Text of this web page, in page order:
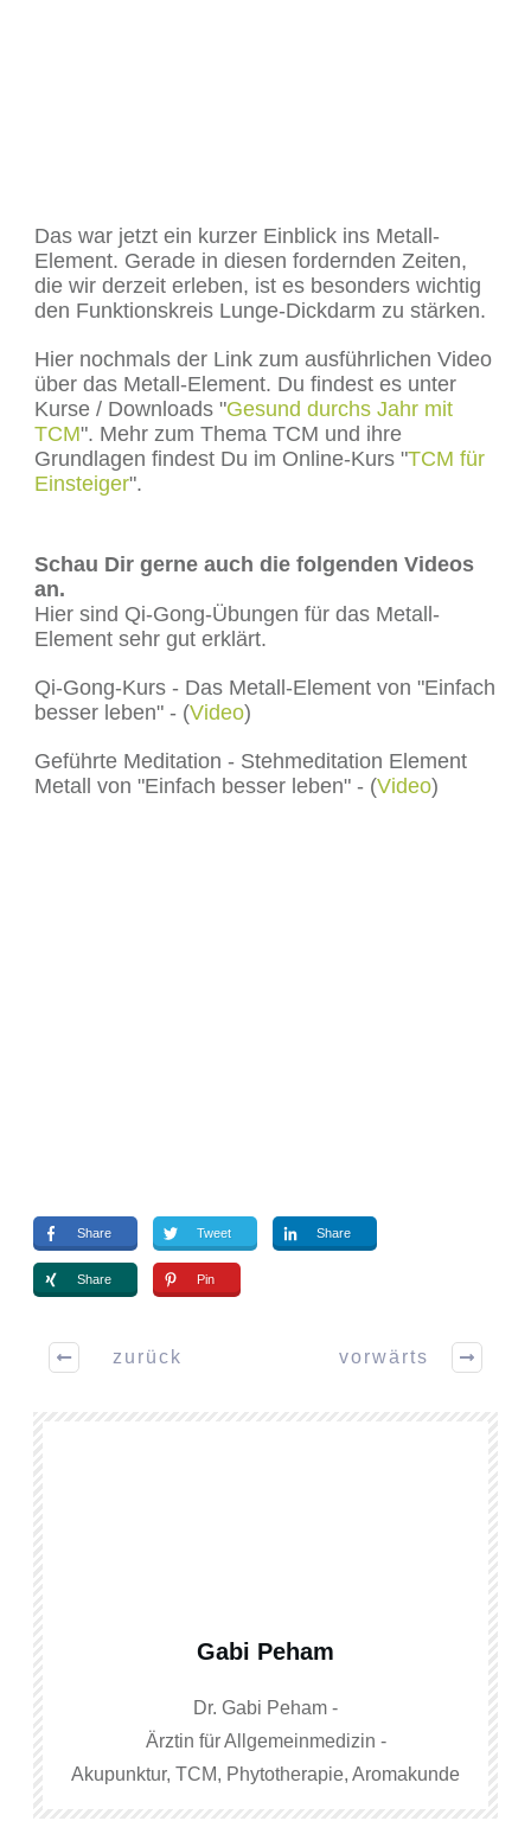
Das war jetzt ein kurzer Einblick ins Metall-
Element. Gerade in diesen fordernden Zeiten,
die wir derzeit erleben, ist es besonders wichtig
den Funktionskreis Lunge-Dickdarm zu stärken.
Hier nochmals der Link zum ausführlichen Video
über das Metall-Element. Du findest es unter
Kurse / Downloads "Gesund durchs Jahr mit
TCM". Mehr zum Thema TCM und ihre
Grundlagen findest Du im Online-Kurs "TCM für
Einsteiger".
Schau Dir gerne auch die folgenden Videos
an.
Hier sind Qi-Gong-Übungen für das Metall-
Element sehr gut erklärt.
Qi-Gong-Kurs - Das Metall-Element von "Einfach
besser leben" - (Video)
Geführte Meditation - Stehmeditation Element
Metall von "Einfach besser leben" - (Video)
Share Tweet Share
Share Pin
zurück vorwärts
Gabi Peham
Dr. Gabi Peham -
Ärztin für Allgemeinmedizin -
Akupunktur, TCM, Phytotherapie, Aromakunde